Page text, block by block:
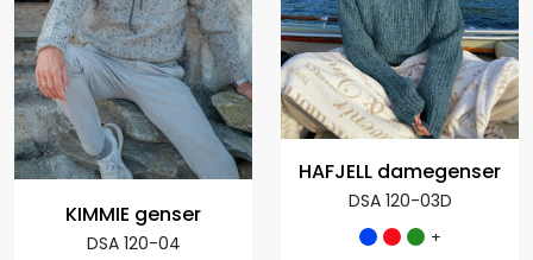
KIMMIE genser
DSA 120-04
HAFJELL damegenser
DSA 120-03D
+